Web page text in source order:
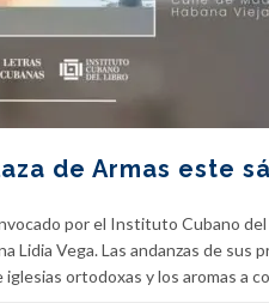
de Armas este
por el Instituto Cubano
Lidia Vega. Las andanzas de
ortodoxas y los aromas a